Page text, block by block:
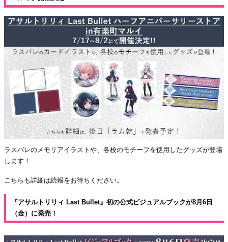
ラスバレのメモリアイラストや、各校のモチーフを使用したグッズが登場
します！
こちらも詳細は続報をお待ちください。
『アサルトリリィ Last Bullet』初の公式ビジュアルブックが8月6日
（金）に発売！